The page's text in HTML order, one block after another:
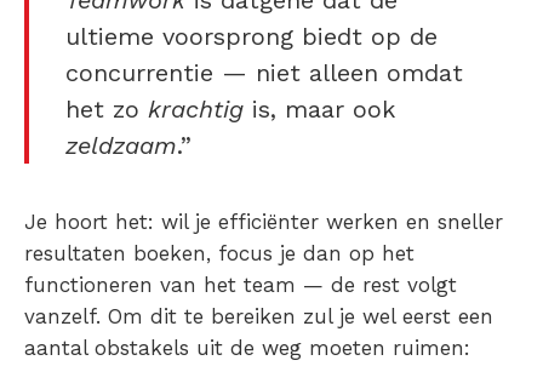
ultieme voorsprong biedt op de
concurrentie — niet alleen omdat
het zo krachtig is, maar ook
zeldzaam.”
Je hoort het: wil je efficiënter werken en sneller
resultaten boeken, focus je dan op het
functioneren van het team — de rest volgt
vanzelf. Om dit te bereiken zul je wel eerst een
aantal obstakels uit de weg moeten ruimen: